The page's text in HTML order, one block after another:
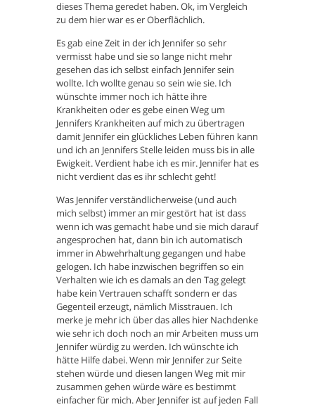
dieses Thema geredet haben. Ok, im Vergleich
zu dem hier war es er Oberflächlich.
Es gab eine Zeit in der ich Jennifer so sehr
vermisst habe und sie so lange nicht mehr
gesehen das ich selbst einfach Jennifer sein
wollte. Ich wollte genau so sein wie sie. Ich
wünschte immer noch ich hätte ihre
Krankheiten oder es gebe einen Weg um
Jennifers Krankheiten auf mich zu übertragen
damit Jennifer ein glückliches Leben führen kann
und ich an Jennifers Stelle leiden muss bis in alle
Ewigkeit. Verdient habe ich es mir. Jennifer hat es
nicht verdient das es ihr schlecht geht!
Was Jennifer verständlicherweise (und auch
mich selbst) immer an mir gestört hat ist dass
wenn ich was gemacht habe und sie mich darauf
angesprochen hat, dann bin ich automatisch
immer in Abwehrhaltung gegangen und habe
gelogen. Ich habe inzwischen begriffen so ein
Verhalten wie ich es damals an den Tag gelegt
habe kein Vertrauen schafft sondern er das
Gegenteil erzeugt, nämlich Misstrauen. Ich
merke je mehr ich über das alles hier Nachdenke
wie sehr ich doch noch an mir Arbeiten muss um
Jennifer würdig zu werden. Ich wünschte ich
hätte Hilfe dabei. Wenn mir Jennifer zur Seite
stehen würde und diesen langen Weg mit mir
zusammen gehen würde wäre es bestimmt
einfacher für mich. Aber Jennifer ist auf jeden Fall